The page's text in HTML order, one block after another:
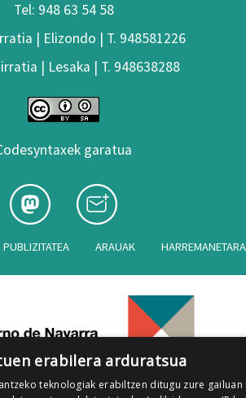
Tel: 948 63 54 58
| Elizondo | T. 948581226
| Lesaka | T. 948638288
garatua
PUBLIZITATEA ARAUAK
erabilera arduratsua
teknologiak erabiltzen ditugu zure